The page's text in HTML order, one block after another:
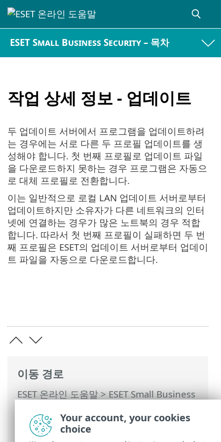
ESET Small Business Security – 목차
작업 상세 정보 - 업데이트
이동 경로
ESET 온라인 도움말>ESET Small Business
운용>도구>스케줄러> 대화 상자 창 - 스
케쥴러 > 작업 상세 정보 - 업데이트
두 업데이트 서버에서 프로그램을 업데이트하려
는 경우에는 서로 다른 두 프로필 업데이트를 생
성해야 합니다. 첫 번째 프로필로 업데이트 파일
을 다운로드하지 못하는 경우 프로그램은 자동으
로 대체 프로필로 전환합니다.
이는 일반적으로 로컬 LAN 업데이트 서버로부터
업데이트하지만 소유자가 다른 네트워크의 인터
넷에 연결하는 경우가 많은 노트북의 경우 적합
합니다. 따라서 첫 번째 프로필이 실패하면 두 번
째 프로필은 ESET의 업데이트 서버로부터 업데이
트 파일을 자동으로 다운로드합니다.
Your account, your cookies
choice